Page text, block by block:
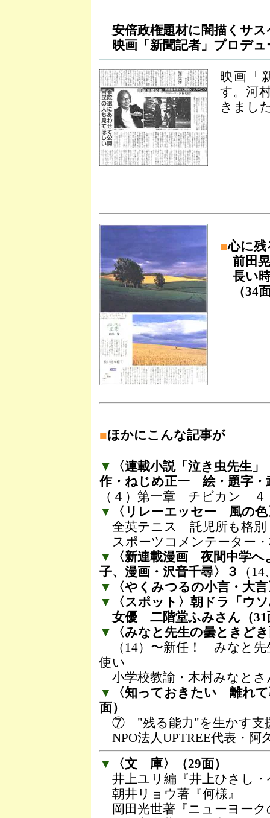
安倍政権題材に闇描くサス
映画「新聞記者」プロデ
映画「
す。河
きまし
■心に残
前田晃
長い
（34
■ほかにこんな記事が
▼
〈連載小説「泣き虫先生」
作・ねじめ正一 絵・題字・
（４）第一章 チビカン ４
▼
〈リレーエッセー 風の色
全英テニス 託児所も格別
スポーツコメンテーター
▼
〈新連載漫画 夜間中学
子、漫画・沢音千尋〉３
（
▼
〈やくみつるの小言・大
▼
〈スポット〉朝ドラ「ウ
女優 二階堂ふみさん（31
▼
〈みなと先生の曇ときど
（14）〜新任！ みなと
使い
小学校教諭・木村みなとさ
▼
〈知っておきたい 離れ
面）
⑦ "残る能力"を生かす支
NPO法人UPTREE代表・阿
▼
〈文 庫〉（29面）
井上ユリ編『井上ひさし
朝井リョウ著『何様』
岡田光世著『ニューヨー